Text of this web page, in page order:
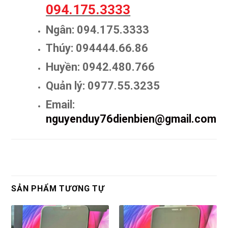
094.175.3333
Ngân: 094.175.3333
Thúy: 094444.66.86
Huyền: 0942.480.766
Quản lý: 0977.55.3235
Email:
nguyenduy76dienbien@gmail.com
SẢN PHẨM TƯƠNG TỰ